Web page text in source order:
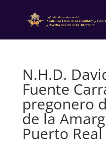
N.H.D.
Fuente
pregonero
de la
Puerto Real